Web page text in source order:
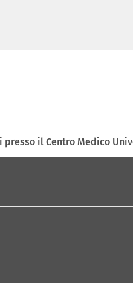
il Centro Medico